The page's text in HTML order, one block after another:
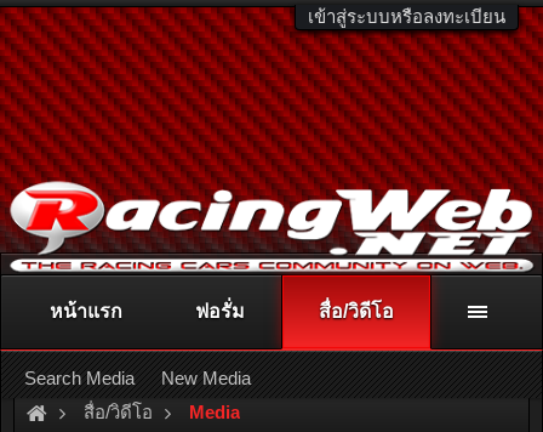
เข้าสู่ระบบหรือลงทะเบียน
ติดต่อลงโฆษณา racingweb@gmail.comหรือโทร. 081-811-1138
หรืออ่านรายละเอียดเพิ่มเติม คลิกที่นี่
สื่อ/วิดีโอ Media
หน้าแรก ฟอรั่ม สื่อ/วิดีโอ
Search Media New Media